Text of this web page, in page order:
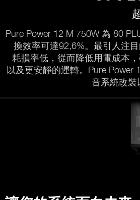
Pure Power 12 M 750W 為 80
換效率可達92,6%。最引人注
耗損率低，從而降低用電成本
以及更安靜的運轉。Pure Power
音系統改裝